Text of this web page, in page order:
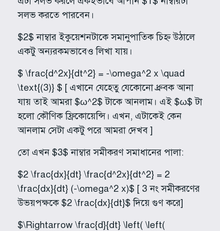
সলভ করতে পারবেন।
$2$ নাম্বার ইকুয়েশনটাকে সমানুপাতিক চিহ্ন উঠালে
একটু অন্যরকমভাবেও লিখা যায়।
$ \frac{d^2x}{dt^2} = -\omega^2 x \quad
\text{(3)} $ [ এখানে যেহেতু যেকোনো ধ্রুবক আনা
যায় তাই আমরা $ω^2$ টাকে আনলাম। এই $ω$ টা
হলো কৌণিক ফ্রিকোয়েন্সি। এখন, এটাকেই কেন
আনলাম সেটা একটু পরে আমরা দেখব ]
তো এখন $3$ নাম্বার সমীকরণ সমাধানের পালা:
$2 \frac{dx}{dt} \frac{d^2x}{dt^2} = 2
\frac{dx}{dt} (-\omega^2 x)$ [ 3 নং সমীকরণের
উভয়পক্ষকে $2 \frac{dx}{dt}$ দিয়ে গুণ করে]
$\Rightarrow \frac{d}{dt} \left( \left(